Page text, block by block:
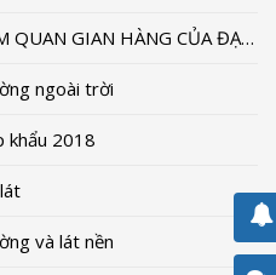
DƯƠNG CERAMIC TẠI TRIỂN LÃM VIETBUILD 2018
ngoài trời
khẩu 2018
và lát nền